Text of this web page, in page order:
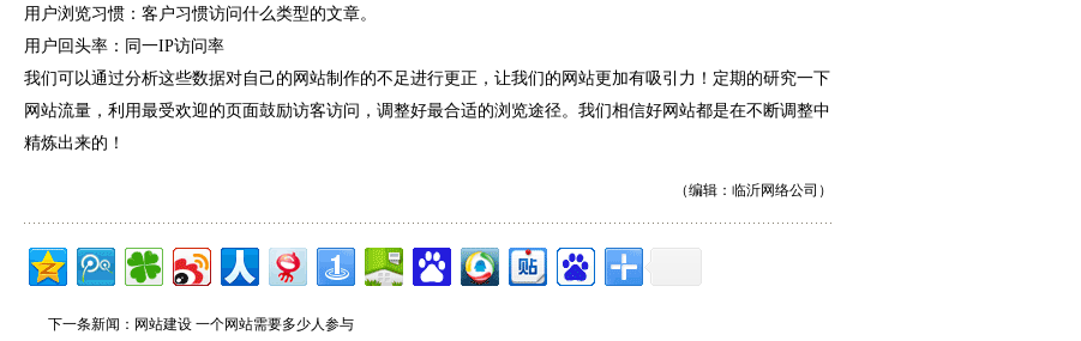
用户浏览习惯：客户习惯访问什么类型的文章。
用户回头率：同一IP访问率
我们可以通过分析这些数据对自己的网站制作的不足进行更正，让我们的网站更加有吸引力！定期的研究一下
网站流量，利用最受欢迎的页面鼓励访客访问，调整好最合适的浏览途径。我们相信好网站都是在不断调整中
精炼出来的！
（编辑： 临沂网络公司 ）
下一条新闻： 网站建设 一个网站需要多少人参与